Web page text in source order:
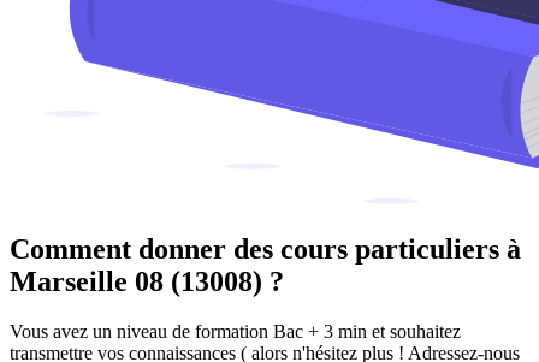
Comment donner des cours particuliers à
Marseille 08 (13008) ?
Vous avez un niveau de formation Bac + 3 min et souhaitez
transmettre vos connaissances ( alors n'hésitez plus ! Adressez-nous